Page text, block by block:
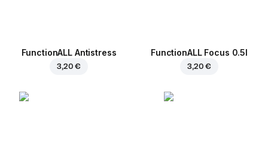
FunctionALL Antistress
3,20 €
FunctionALL Focus 0.5l
3,20 €